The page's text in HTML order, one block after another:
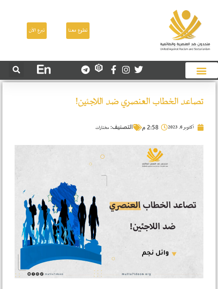
تطوع معنا تبرع الآن
تصاعد الخطاب العنصري ضد اللاجئين!
أكتوبر 6, 2023 2:58 م التصنيف: مختارات